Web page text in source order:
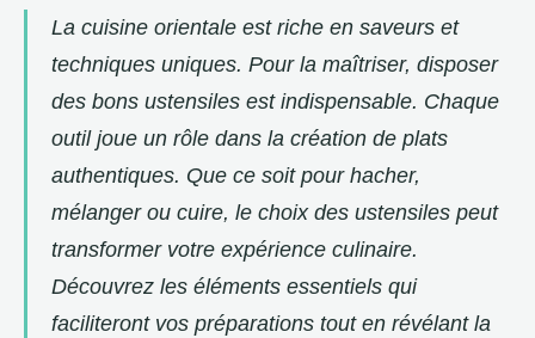
La cuisine orientale est riche en saveurs et
techniques uniques. Pour la maîtriser, disposer
des bons ustensiles est indispensable. Chaque
outil joue un rôle dans la création de plats
authentiques. Que ce soit pour hacher,
mélanger ou cuire, le choix des ustensiles peut
transformer votre expérience culinaire.
Découvrez les éléments essentiels qui
faciliteront vos préparations tout en révélant la